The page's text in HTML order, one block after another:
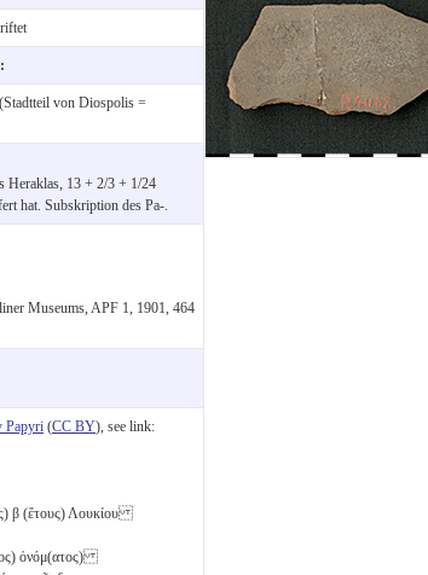
von Diospolis =
Heraklas, 13 + 2/3 + 1/24
hat. Subskription des Pa-.
Museums, APF 1, 1901, 464
Papyri (CC BY), see link:
β (ἔτους) Λουκίου
ὀνόμ(ατος)